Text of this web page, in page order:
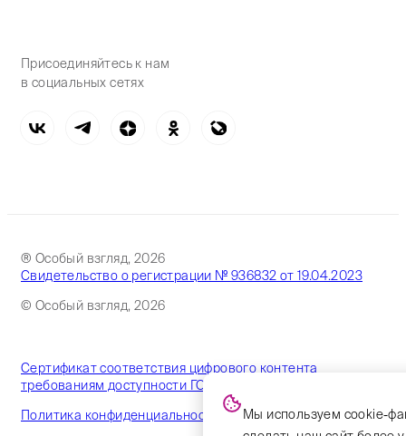
Присоединяйтесь к нам
в социальных сетях
® Особый взгляд, 2026
Свидетельство о регистрации № 936832 от 19.04.2023
© Особый взгляд, 2026
Сертификат соответствия цифрового контента
требованиям доступности ГОСТ
Политика конфиденциальности
Мы используем cookie-